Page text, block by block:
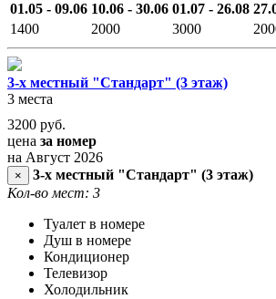
01.05 - 09.06 10.06 - 30.06 01.07 - 26.08
1400
2000 3000
3-х местный "Стандарт" (3 этаж)
3 места
3200 руб.
цена за номер
на Август 2026
×
3-х местный "Стандарт" (3 этаж)
Кол-во мест: 3
Туалет в номере
Душ в номере
Кондиционер
Телевизор
Холодильник